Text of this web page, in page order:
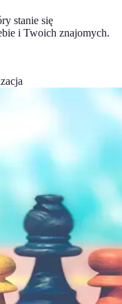
stanie się
i Twoich znajomych.